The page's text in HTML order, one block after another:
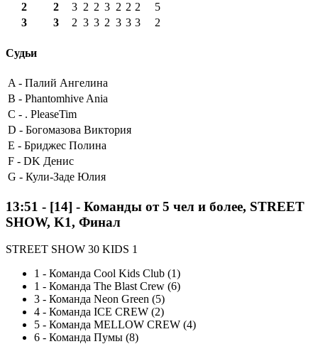
2
2 3 2 2 3 2 2 2
5
3
3 2 3 3 2 3 3 3 2
Судьи
A - Палий Ангелина
B - Phantomhive Ania
C - . PleaseTim
D - Богомазова Виктория
E - Бриджес Полина
F - DK Денис
G - Кули-Заде Юлия
13:51 - [14] - Команды от 5 чел и более, STREET
SHOW, K1, Финал
STREET SHOW 30 KIDS 1
1 - Команда Cool Kids Club (1)
1 - Команда The Blast Crew (6)
3 - Команда Neon Green (5)
4 - Команда ICE CREW (2)
5 - Команда MELLOW CREW (4)
6 - Команда Пумы (8)